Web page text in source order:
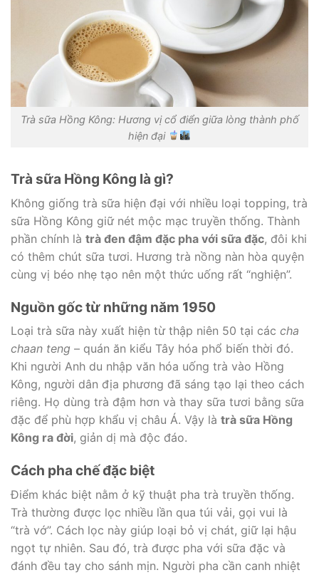
Trà sữa Hồng Kông: Hương vị cổ điển giữa lòng thành phố
hiện đại
Trà sữa Hồng Kông là gì?
Không giống trà sữa hiện đại với nhiều loại topping, trà
sữa Hồng Kông giữ nét mộc mạc truyền thống. Thành
phần chính là trà đen đậm đặc pha với sữa đặc, đôi khi
có thêm chút sữa tươi. Hương trà nồng nàn hòa quyện
cùng vị béo nhẹ tạo nên một thức uống rất “nghiện”.
Nguồn gốc từ những năm 1950
Loại trà sữa này xuất hiện từ thập niên 50 tại các cha
chaan teng – quán ăn kiểu Tây hóa phổ biến thời đó.
Khi người Anh du nhập văn hóa uống trà vào Hồng
Kông, người dân địa phương đã sáng tạo lại theo cách
riêng. Họ dùng trà đậm hơn và thay sữa tươi bằng sữa
đặc để phù hợp khẩu vị châu Á. Vậy là trà sữa Hồng
Kông ra đời, giản dị mà độc đáo.
Cách pha chế đặc biệt
Điểm khác biệt nằm ở kỹ thuật pha trà truyền thống.
Trà thường được lọc nhiều lần qua túi vải, gọi vui là
“trà vớ”. Cách lọc này giúp loại bỏ vị chát, giữ lại hậu
ngọt tự nhiên. Sau đó, trà được pha với sữa đặc và
đánh đều tay cho sánh mịn. Người pha cần canh nhiệt